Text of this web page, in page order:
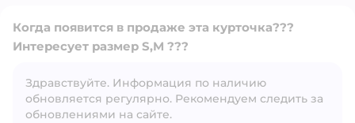
Открыть вопрос
Когда появится в продаже эта курточка???
Интересует размер S,M ???
Здравствуйте. Информация по наличию
обновляется регулярно. Рекомендуем следить за
обновлениями на сайте.